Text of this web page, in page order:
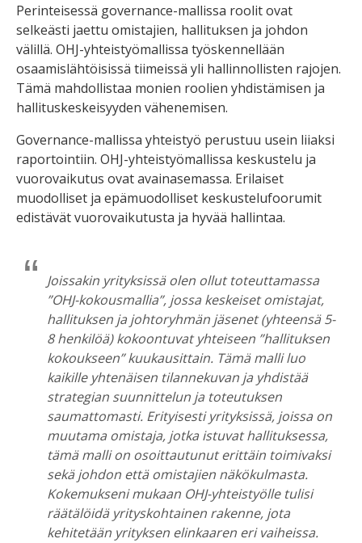
Perinteisessä governance-mallissa roolit ovat
selkeästi jaettu omistajien, hallituksen ja johdon
välillä. OHJ-yhteistyömallissa työskennellään
osaamislähtöisissä tiimeissä yli hallinnollisten rajojen.
Tämä mahdollistaa monien roolien yhdistämisen ja
hallituskeskeisyyden vähenemisen.
Governance-mallissa yhteistyö perustuu usein liiaksi
raportointiin. OHJ-yhteistyömallissa keskustelu ja
vuorovaikutus ovat avainasemassa. Erilaiset
muodolliset ja epämuodolliset keskustelufoorumit
edistävät vuorovaikutusta ja hyvää hallintaa.
Joissakin yrityksissä olen ollut toteuttamassa
”OHJ-kokousmallia”, jossa keskeiset omistajat,
hallituksen ja johtoryhmän jäsenet (yhteensä 5-
8 henkilöä) kokoontuvat yhteiseen ”hallituksen
kokoukseen” kuukausittain. Tämä malli luo
kaikille yhtenäisen tilannekuvan ja yhdistää
strategian suunnittelun ja toteutuksen
saumattomasti. Erityisesti yrityksissä, joissa on
muutama omistaja, jotka istuvat hallituksessa,
tämä malli on osoittautunut erittäin toimivaksi
sekä johdon että omistajien näkökulmasta.
Kokemukseni mukaan OHJ-yhteistyölle tulisi
räätälöidä yrityskohtainen rakenne, jota
kehitetään yrityksen elinkaaren eri vaiheissa.